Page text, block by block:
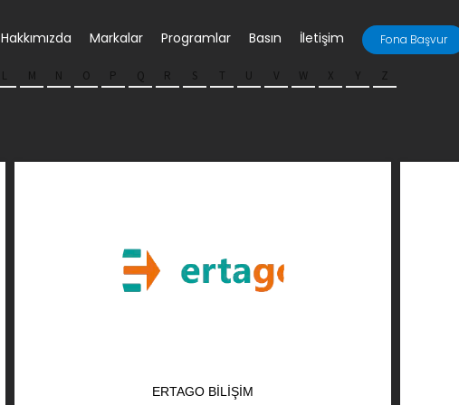
Hakkımızda Markalar Programlar Basın İletişim Fona Başvur
L M N O P Q R S T U V W X Y Z
ERTAGO BILIŞIM